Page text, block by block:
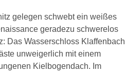
gelegen schwebt ein weißes
geradezu schwerelos
Das Wasserschloss Klaffenbach
unweigerlich mit einem
Kielbogendach. Im